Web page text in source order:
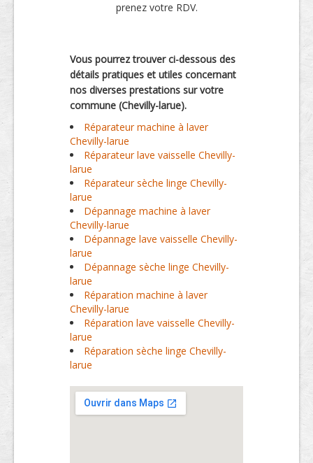
prenez votre RDV.
Vous pourrez trouver ci-dessous des
détails pratiques et utiles concernant
nos diverses prestations sur votre
commune (Chevilly-larue).
Réparateur machine à laver
Chevilly-larue
Réparateur lave vaisselle Chevilly-
larue
Réparateur sèche linge Chevilly-
larue
Dépannage machine à laver
Chevilly-larue
Dépannage lave vaisselle Chevilly-
larue
Dépannage sèche linge Chevilly-
larue
Réparation machine à laver
Chevilly-larue
Réparation lave vaisselle Chevilly-
larue
Réparation sèche linge Chevilly-
larue